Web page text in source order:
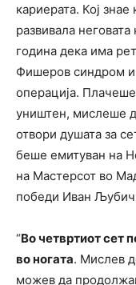
кариерата. Кој
развивала
година дека има
Фишеров синдром и
операција.
уништен, мислеше
отвори душата за
беше емитуван на
на Мастерсот во
победи Иван
“Во четвртиот сет
во ногата. Мислев
можев да